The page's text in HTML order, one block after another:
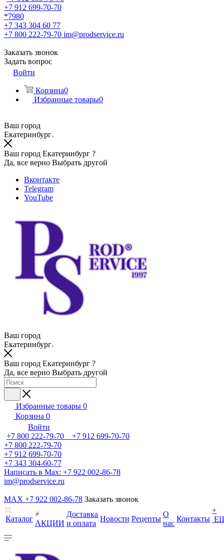
+7 912 699-70-70
*7980
+7 343 304 60 77
+7 800 222-79-70 im@prodservice.ru
Заказать звонок
Задать вопрос
Войти
Корзина0
Избранные товары0
Ваш город
Екатеринбург
Ваш город Екатеринбург ?
Да, все верно Выбрать другой
Вконтакте
Telegram
YouTube
Ваш город
Екатеринбург
Ваш город Екатеринбург ?
Да, все верно Выбрать другой
Избранные товары 0
Корзина 0
Войти
+7 800 222-79-70 +7 912 699-70-70
+7 800 222-79-70
+7 912 699-70-70
+7 343 304-60-77
Написать в Max: +7 922 002-86-78
im@prodservice.ru
MAX +7 922 002-86-78 Заказать звонок
Каталог
АКЦИИ
Доставка
и оплата
Новости Рецепты
О
нас
Контакты
+